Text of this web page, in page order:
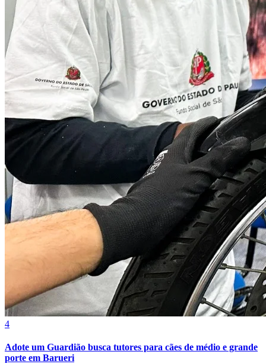
Internacional
4
Adote um Guardião busca tutores para cães de médio e grande
porte em Barueri